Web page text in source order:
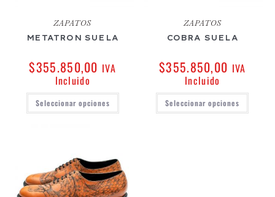
ZAPATOS
METATRON SUELA
$355.850,00 IVA
Incluido
Seleccionar opciones
ZAPATOS
COBRA SUELA
$355.850,00 IVA
Incluido
Seleccionar opciones